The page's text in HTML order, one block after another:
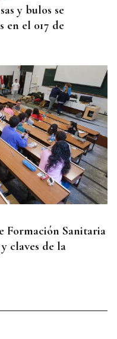
y bulos se
en el 017 de
Formación Sanitaria
claves de la